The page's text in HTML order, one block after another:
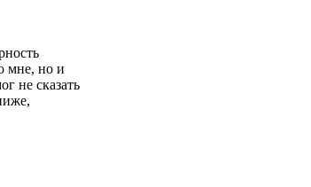
мне, но и
не сказать